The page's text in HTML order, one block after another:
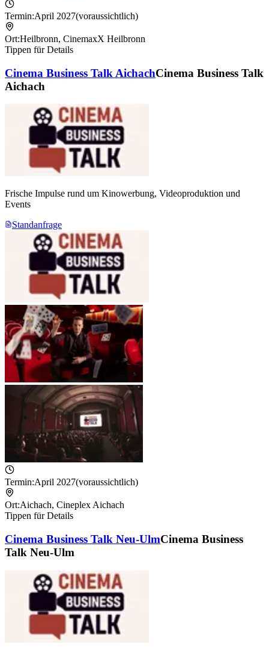
Termin:April 2027(voraussichtlich)
Ort:Heilbronn, CinemaxX Heilbronn
Tippen für Details
Cinema Business Talk AichachCinema Business Talk
Aichach
Frische Impulse rund um Kinowerbung, Videoproduktion und
Events
Standanfrage
Termin:April 2027(voraussichtlich)
Ort:Aichach, Cineplex Aichach
Tippen für Details
Cinema Business Talk Neu-UlmCinema Business
Talk Neu-Ulm